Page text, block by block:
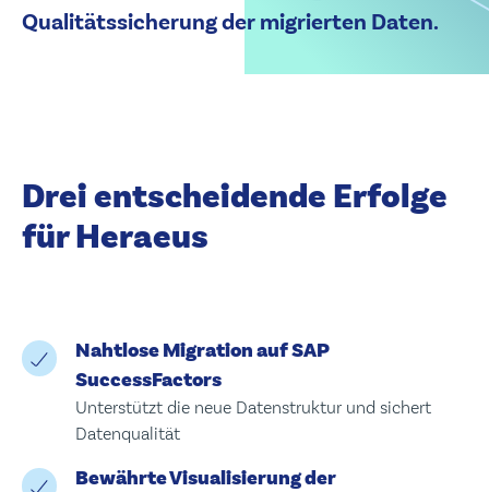
Qualitätssicherung der migrierten Daten.
Drei entscheidende Erfolge
für Heraeus
Nahtlose Migration auf SAP
SuccessFactors
Unterstützt die neue Datenstruktur und sichert
Datenqualität
Bewährte Visualisierung der